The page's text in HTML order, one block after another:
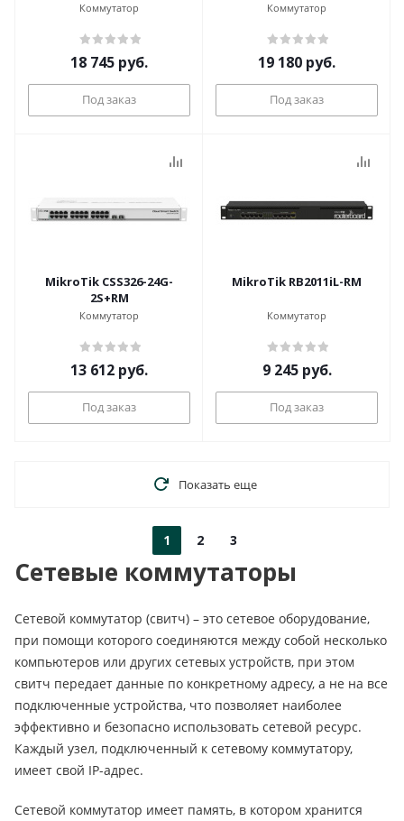
Коммутатор
18 745 руб.
Под заказ
Коммутатор
19 180 руб.
Под заказ
MikroTik CSS326-24G-
2S+RM
Коммутатор
13 612 руб.
Под заказ
MikroTik RB2011iL-RM
Коммутатор
9 245руб.
Под заказ
Показать еще
1 2 3
Сетевые коммутаторы
Сетевой коммутатор (свитч) – это сетевое оборудование,
при помощи которого соединяются между собой несколько
компьютеров или других сетевых устройств, при этом
свитч передает данные по конкретному адресу, а не на все
подключенные устройства, что позволяет наиболее
эффективно и безопасно использовать сетевой ресурс.
Каждый узел, подключенный к сетевому коммутатору,
имеет свой IP-адрес.
Сетевой коммутатор имеет память, в котором хранится